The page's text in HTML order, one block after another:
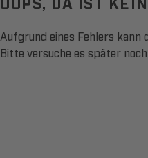
Aufgrund eines Fehlers kann
Bitte versuche es später noch